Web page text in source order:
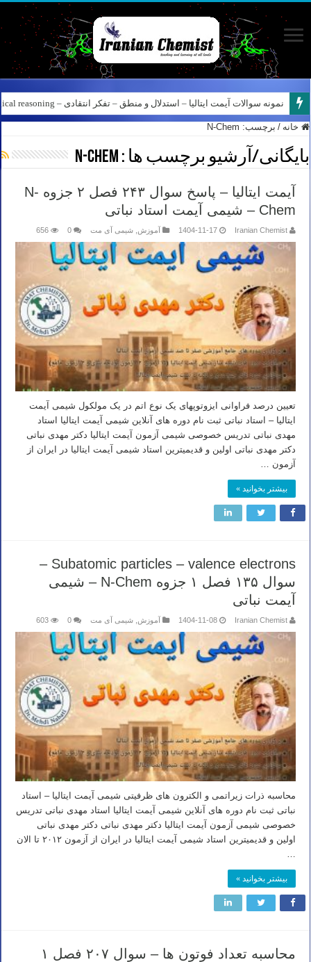
نمونه سوالات آیمت ایتالیا – استدلال و منطق – تفکر انتقادی – Logical reasoning – پارت ۸
کانال آیمت ایتالیا در نرم افزار بله – کانال شیمی آیمت استاد نباتی
خانه / برچسب: N-Chem
بایگانی/آرشیو برچسب ها : N-Chem
آیمت ایتالیا – پاسخ سوال ۲۴۳ فصل ۲ جزوه N-
Chem – شیمی آیمت استاد نباتی
Iranian Chemist
1404-11-17 آموزش شیمی آی مت 0
656
تعیین درصد فراوانی ایزوتوپهای یک نوع اتم در یک مولکول شیمی آیمت
ایتالیا – استاد نباتی ثبت نام دوره های آنلاین شیمی آیمت ایتالیا استاد
مهدی نباتی تدریس خصوصی شیمی آزمون آیمت ایتالیا دکتر مهدی نباتی
دکتر مهدی نباتی اولین و قدیمیترین استاد شیمی آیمت ایتالیا در ایران از
آزمون …
بیشتر بخوانید »
Subatomic particles – valence electrons –
سوال ۱۳۵ فصل ۱ جزوه N-Chem – شیمی
آیمت نباتی
Iranian Chemist
1404-11-08 آموزش شیمی آی مت 0
603
محاسبه ذرات زیراتمی و الکترون های ظرفیتی شیمی آیمت ایتالیا – استاد
نباتی ثبت نام دوره های آنلاین شیمی آیمت ایتالیا استاد مهدی نباتی تدریس
خصوصی شیمی آزمون آیمت ایتالیا دکتر مهدی نباتی دکتر مهدی نباتی
اولین و قدیمیترین استاد شیمی آیمت ایتالیا در ایران از آزمون ۲۰۱۲ تا الان
بیشتر بخوانید »
محاسبه تعداد فوتون ها – سوال ۲۰۷ فصل ۱